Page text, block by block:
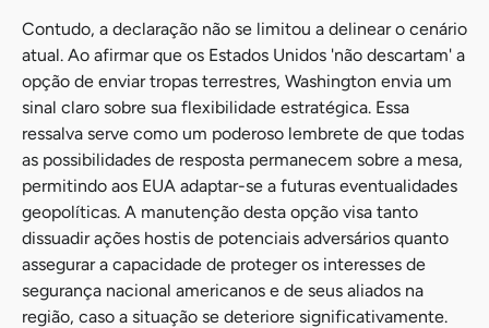
Contudo, a declaração não se limitou a delinear o cenário
atual. Ao afirmar que os Estados Unidos 'não descartam' a
opção de enviar tropas terrestres, Washington envia um
sinal claro sobre sua flexibilidade estratégica. Essa
ressalva serve como um poderoso lembrete de que todas
as possibilidades de resposta permanecem sobre a mesa,
permitindo aos EUA adaptar-se a futuras eventualidades
geopolíticas. A manutenção desta opção visa tanto
dissuadir ações hostis de potenciais adversários quanto
assegurar a capacidade de proteger os interesses de
segurança nacional americanos e de seus aliados na
região, caso a situação se deteriore significativamente.